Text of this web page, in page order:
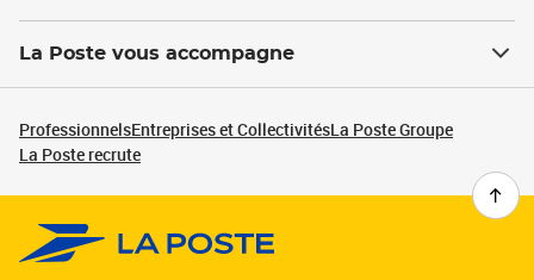
La Poste vous accompagne
ProfessionnelsEntreprises et CollectivitésLa Poste Groupe
La Poste recrute